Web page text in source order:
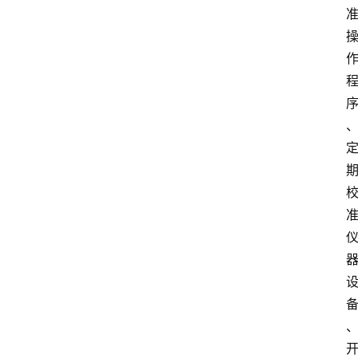
准
操
作
程
序
、
定
期
校
准
仪
器
设
备
、
开